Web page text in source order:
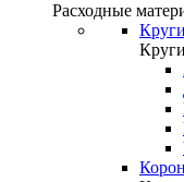
Расходные
Круги
Круги